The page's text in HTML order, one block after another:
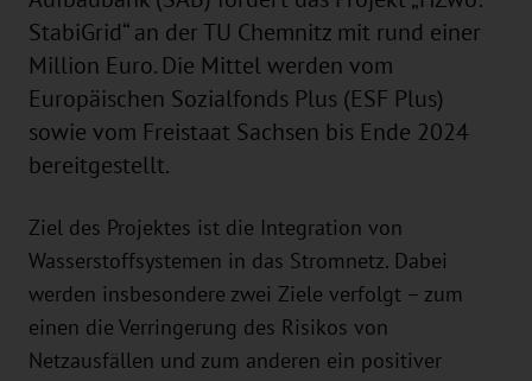
StabiGrid“ an der TU Chemnitz mit rund einer
Million Euro. Die Mittel werden vom
Europäischen Sozialfonds Plus (ESF Plus)
sowie vom Freistaat Sachsen bis Ende 2024
bereitgestellt.
Ziel des Projektes ist die Integration von
Wasserstoffsystemen in das Stromnetz. Dabei
werden insbesondere zwei Ziele verfolgt – zum
einen die Verringerung des Risikos von
Netzausfällen und zum anderen ein positiver